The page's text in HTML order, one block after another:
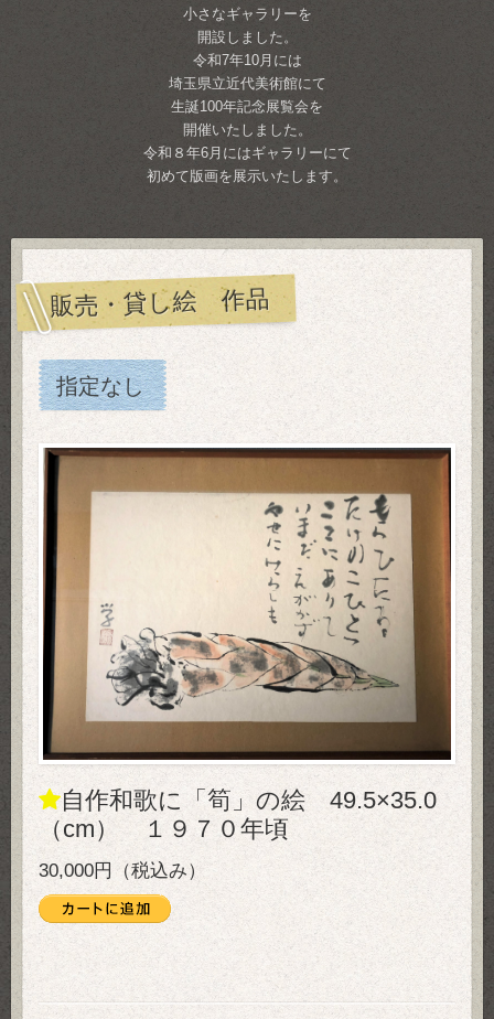
小さなギャラリーを
開設しました。
令和7年10月には
埼玉県立近代美術館にて
生誕100年記念展覧会を
開催いたしました。
令和８年6月にはギャラリーにて
初めて版画を展示いたします。
販売・貸し絵 作品
指定なし
自作和歌に「筍」の絵 49.5×35.0
（cm） １９７０年頃
30,000円（税込み）